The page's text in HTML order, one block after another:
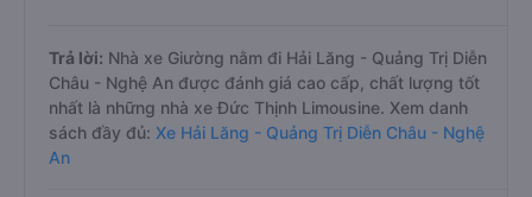
Trả lời: Nhà xe Giường nằm đi Hải Lăng - Quảng Trị Diễn
Châu - Nghệ An được đánh giá cao cấp, chất lượng tốt
nhất là những nhà xe Đức Thịnh Limousine. Xem danh
sách đầy đủ: Xe Hải Lăng - Quảng Trị Diễn Châu - Nghệ
An